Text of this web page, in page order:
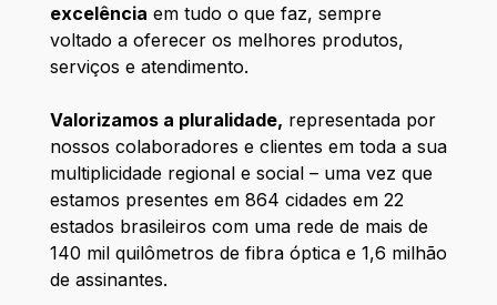
excelência em tudo o que faz, sempre
voltado a oferecer os melhores produtos,
serviços e atendimento.
Valorizamos a pluralidade, representada por
nossos colaboradores e clientes em toda a sua
multiplicidade regional e social – uma vez que
estamos presentes em 864 cidades em 22
estados brasileiros com uma rede de mais de
140 mil quilômetros de fibra óptica e 1,6 milhão
de assinantes.